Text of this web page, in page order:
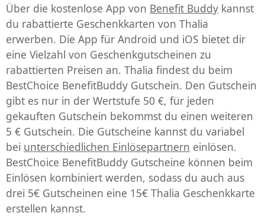
Über die kostenlose App von Benefit Buddy kannst
du rabattierte Geschenkkarten von Thalia
erwerben. Die App für Android und iOS bietet dir
eine Vielzahl von Geschenkgutscheinen zu
rabattierten Preisen an. Thalia findest du beim
BestChoice BenefitBuddy Gutschein. Den Gutschein
gibt es nur in der Wertstufe 50 €, für jeden
gekauften Gutschein bekommst du einen weiteren
5 € Gutschein. Die Gutscheine kannst du variabel
bei unterschiedlichen Einlösepartnern einlösen.
BestChoice BenefitBuddy Gutscheine können beim
Einlösen kombiniert werden, sodass du auch aus
drei 5€ Gutscheinen eine 15€ Thalia Geschenkkarte
erstellen kannst.